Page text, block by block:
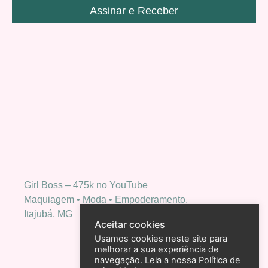
Girl Boss – 475k no YouTube
Maquiagem • Moda • Empoderamento.
Itajubá, MG
Assinar e Receber
Aceitar cookies
Usamos cookies neste site para
melhorar a sua experiência de
navegação. Leia a nossa Política de